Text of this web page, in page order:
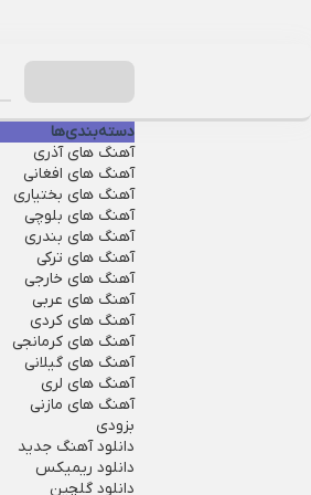
دسته‌بندی‌ها
آهنگ های آذری
آهنگ های افغانی
آهنگ های بختیاری
آهنگ های بلوچی
آهنگ های بندری
آهنگ های ترکی
آهنگ های خارجی
آهنگ های عربی
آهنگ های کردی
آهنگ های کرمانجی
آهنگ های گیلانی
آهنگ های لری
آهنگ های مازنی
بزودی
دانلود آهنگ جدید
دانلود ریمیکس
دانلود گلچین